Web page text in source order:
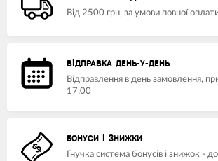
Від 2500 грн, за умови повної
ВІДПРАВКА ДЕНЬ-У-ДЕНЬ
Відправлення в день замовлення,
17:00
БОНУСИ І ЗНИЖКИ
Гнучка система бонусів і знижок -